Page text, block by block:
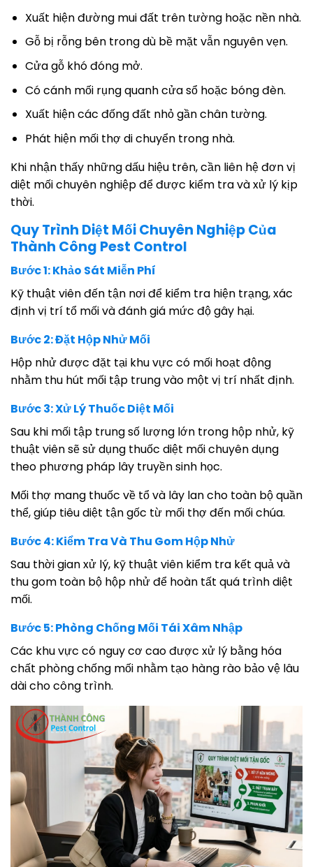
Xuất hiện đường mui đất trên tường hoặc nền nhà.
Gỗ bị rỗng bên trong dù bề mặt vẫn nguyên vẹn.
Cửa gỗ khó đóng mở.
Có cánh mối rụng quanh cửa sổ hoặc bóng đèn.
Xuất hiện các đống đất nhỏ gần chân tường.
Phát hiện mối thợ di chuyển trong nhà.
Khi nhận thấy những dấu hiệu trên, cần liên hệ đơn vị
diệt mối chuyên nghiệp để được kiểm tra và xử lý kịp
thời.
Quy Trình Diệt Mối Chuyên Nghiệp Của
Thành Công Pest Control
Bước 1: Khảo Sát Miễn Phí
Kỹ thuật viên đến tận nơi để kiểm tra hiện trạng, xác
định vị trí tổ mối và đánh giá mức độ gây hại.
Bước 2: Đặt Hộp Nhử Mối
Hộp nhử được đặt tại khu vực có mối hoạt động
nhằm thu hút mối tập trung vào một vị trí nhất định.
Bước 3: Xử Lý Thuốc Diệt Mối
Sau khi mối tập trung số lượng lớn trong hộp nhử, kỹ
thuật viên sẽ sử dụng thuốc diệt mối chuyên dụng
theo phương pháp lây truyền sinh học.
Mối thợ mang thuốc về tổ và lây lan cho toàn bộ quần
thể, giúp tiêu diệt tận gốc từ mối thợ đến mối chúa.
Bước 4: Kiểm Tra Và Thu Gom Hộp Nhử
Sau thời gian xử lý, kỹ thuật viên kiểm tra kết quả và
thu gom toàn bộ hộp nhử để hoàn tất quá trình diệt
mối.
Bước 5: Phòng Chống Mối Tái Xâm Nhập
Các khu vực có nguy cơ cao được xử lý bằng hóa
chất phòng chống mối nhằm tạo hàng rào bảo vệ lâu
dài cho công trình.